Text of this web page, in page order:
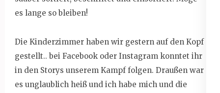
es lange so bleiben!
Die Kinderzimmer haben wir gestern auf den Kopf
gestellt.. bei Facebook oder Instagram konntet ihr
in den Storys unserem Kampf folgen. Draußen war
es unglaublich heiß und ich habe mich und die